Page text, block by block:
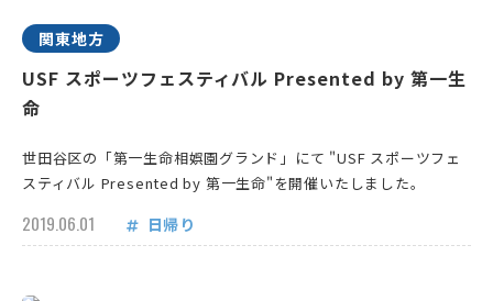
関東地方
USF スポーツフェスティバル Presented by 第一生
命
世田谷区の「第一生命相娯園グランド」にて "USF スポーツフェ
スティバル Presented by 第一生命"を開催いたしました。
2019.06.01 日帰り